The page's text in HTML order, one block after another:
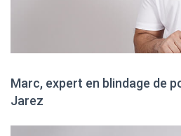
Marc, expert en blindage de
Jarez